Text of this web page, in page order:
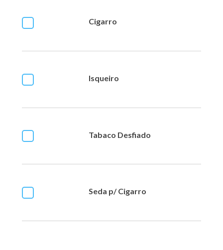
Cigarro
Isqueiro
Tabaco Desfiado
Seda p/ Cigarro